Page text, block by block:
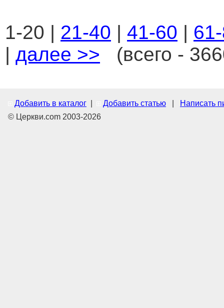
1-20 | 21-40 | 41-60 |
| далее >> (всего -
Добавить в каталог Добавить статью
Написать
© Церкви.com 2003-2026